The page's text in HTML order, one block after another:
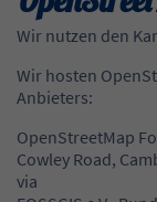
Wir nutzen den
Wir hosten
Anbieters:
OpenStreetMap
Cowley Road,
via